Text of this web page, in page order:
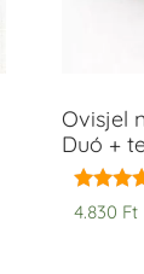
Ovisjel
Duó +
5.00
4.830 Ft